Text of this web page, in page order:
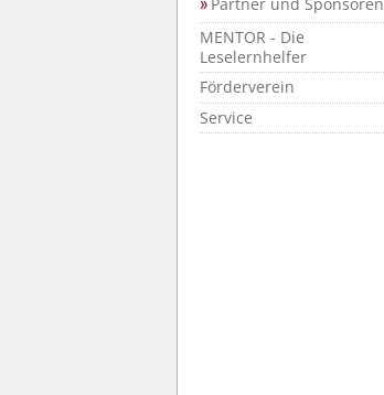
MENTOR - Die
Leselernhelfer
Förderverein
Service